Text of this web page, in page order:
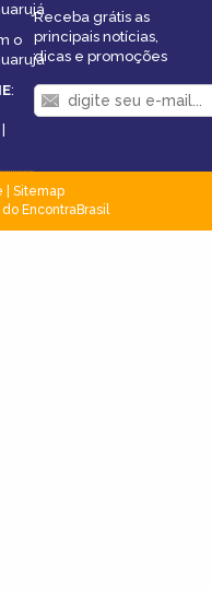
o
:
|
Receba grátis as
principais notícias,
dicas e promoções
Sitemap
EncontraBrasil